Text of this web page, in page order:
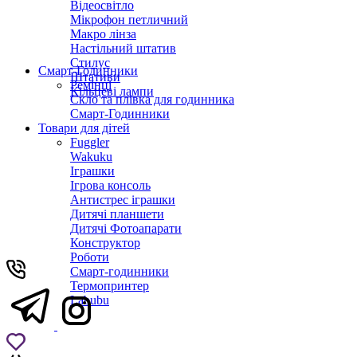
Відеосвітло
Мікрофон петличний
Макро лінза
Настільний штатив
Стилус
Штативи
Кільцеві лампи
Смарт-Годинники
Ремінці
Скло та плівка для годинника
Смарт-Годинники
Товари для дітей
Fuggler
Wakuku
Іграшки
Ігрова консоль
Антистрес іграшки
Дитячi планшети
Дитячі Фотоапарати
Конструктор
Роботи
Смарт-годинники
Термопринтер
Labubu